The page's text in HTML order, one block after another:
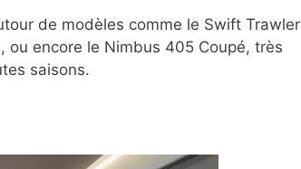
de modèles comme le Swift Trawler
ou encore le Nimbus 405 Coupé, très
saisons.